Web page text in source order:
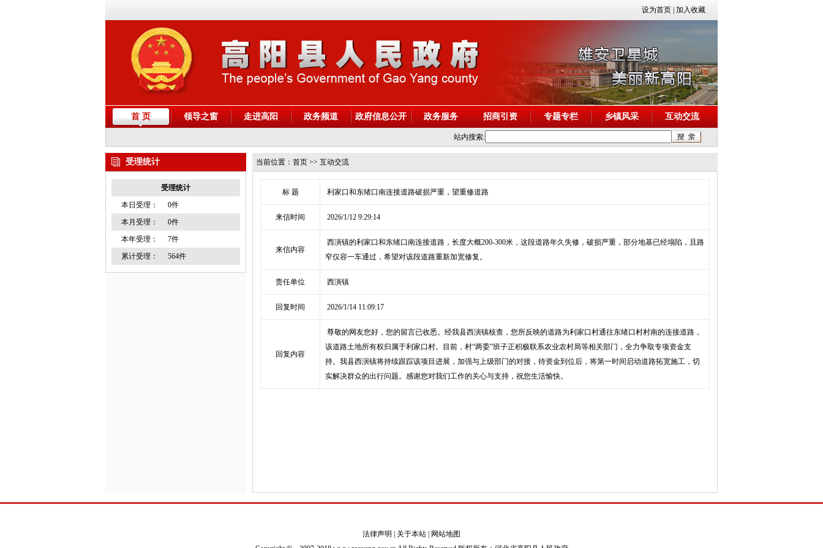
设为首页 加入收藏
首 页 领导之窗 走进高阳 政务频道 政府信息公开 政务服务 招商引资 专题专栏 乡镇风采 互动交流
站内搜索:
受理统计
受理统计
本日受理：
0件
本月受理：
0件
本年受理：
7件
累计受理：
564件
当前位置： 首页 >> 互动交流
标 题 利家口和东绪口南连接道路破损严重，望重修道路
来信时间 2026/1/12 9:29:14
来信内容
西演镇的利家口和东绪口南连接道路，长度大概200-300米，这段道路年久失修，破损严重，部分地基已经塌陷，且路
窄仅容一车通过，希望对该段道路重新加宽修复。
责任单位 西演镇
回复时间 2026/1/14 11:09:17
回复内容
尊敬的网友您好，您的留言已收悉。经我县西演镇核查，您所反映的道路为利家口村通往东绪口村村南的连接道路，
该道路土地所有权归属于利家口村。目前，村“两委”班子正积极联系农业农村局等相关部门，全力争取专项资金支
持。我县西演镇将持续跟踪该项目进展，加强与上级部门的对接，待资金到位后，将第一时间启动道路拓宽施工，切
实解决群众的出行问题。感谢您对我们工作的关心与支持，祝您生活愉快。
法律声明 关于本站
网站地图